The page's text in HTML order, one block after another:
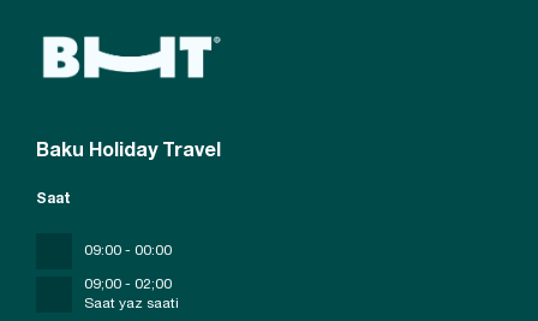
Baku Holiday Travel
Saat
09:00 - 00:00
09;00 - 02;00
Saat yaz saati